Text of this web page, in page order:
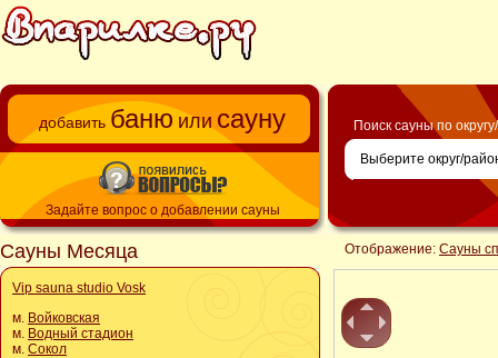
добавить баню или сауну
Задайте вопрос о добавлении сауны
Сауны Месяца
Vip sauna studio Vosk
м. Войковская
м. Водный стадион
м. Сокол
Поиск сауны по
Отображение: Сауны